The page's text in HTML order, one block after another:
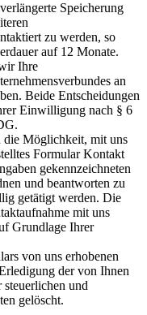
Speicherung
zu werden, so
auf 12 Monate.
Ihre
an
Beide Entscheidungen
Einwilligung nach § 6
Möglichkeit, mit uns
Formular Kontakt
gekennzeichneten
und beantworten zu
getätigt werden. Die
mit uns
Grundlage Ihrer
von uns erhobenen
der von Ihnen
und
gelöscht.